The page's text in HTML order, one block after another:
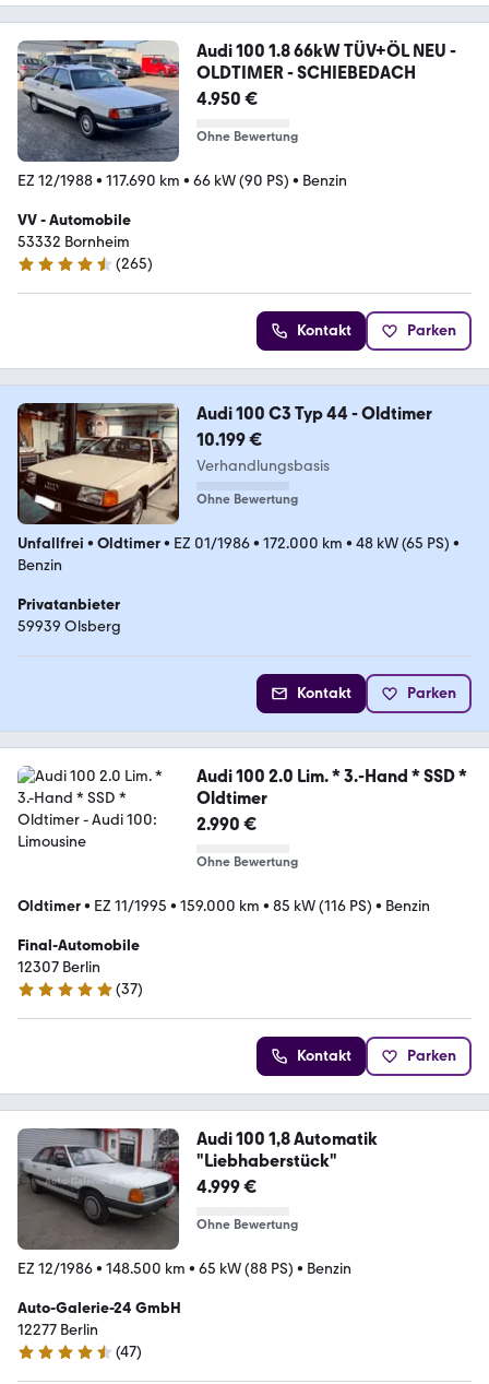
Audi 100 1.8 66kW TÜV+ÖL NEU -
OLDTIMER - SCHIEBEDACH
4.950 €
Ohne Bewertung
EZ 12/1988• 117.690 km • 66 kW (90 PS) • Benzin
VV - Automobile
53332 Bornheim
4.6 Sterne
(265)
Kontakt Parken
Audi 100 C3 Typ 44 - Oldtimer
10.199 €
Verhandlungsbasis
Ohne Bewertung
Unfallfrei • Oldtimer• EZ 01/1986• 172.000 km • 48 kW (65 PS) •
Benzin
Privatanbieter
59939 Olsberg
Kontakt Parken
Audi 100 2.0 Lim. * 3.-Hand * SSD *
Oldtimer
2.990 €
Ohne Bewertung
Oldtimer• EZ 11/1995 • 159.000 km • 85 kW (116 PS) • Benzin
Final-Automobile
12307 Berlin
5 Sterne
(37)
Kontakt Parken
Audi 100 1,8 Automatik
"Liebhaberstück"
4.999 €
Ohne Bewertung
EZ 12/1986• 148.500 km • 65 kW (88 PS) • Benzin
Auto-Galerie-24 GmbH
12277 Berlin
4.4 Sterne
(47)